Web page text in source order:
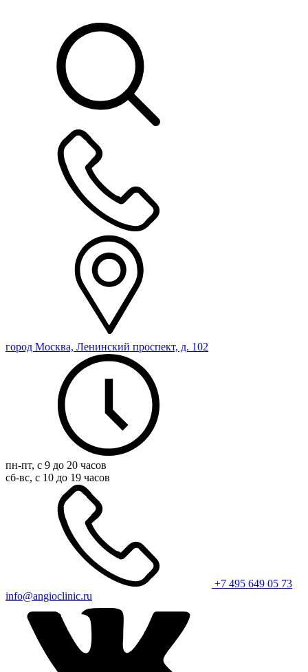
город Москва, Ленинский проспект, д. 102
пн-пт, с 9 до 20 часов
сб-вс, с 10 до 19 часов
+7 495 649 05 73
info@angioclinic.ru